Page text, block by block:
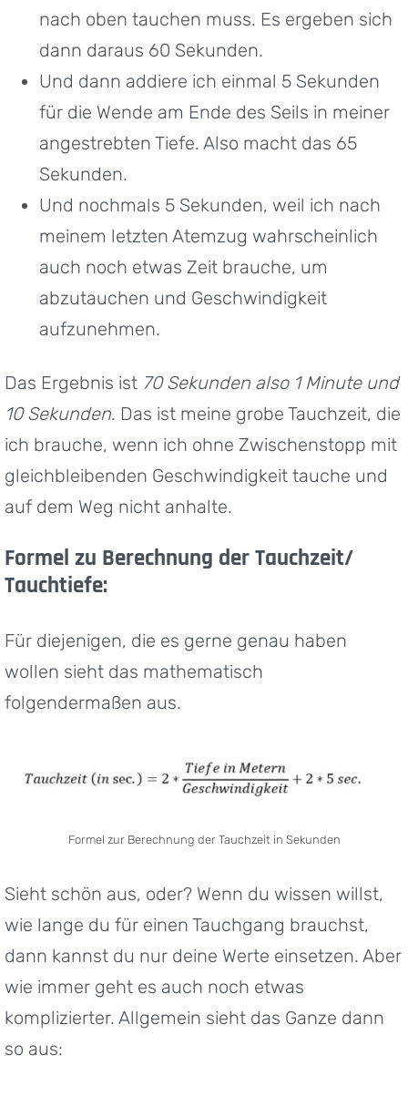
nach oben tauchen muss. Es ergeben sich
dann daraus 60 Sekunden.
Und dann addiere ich einmal 5 Sekunden
für die Wende am Ende des Seils in meiner
angestrebten Tiefe. Also macht das 65
Sekunden.
Und nochmals 5 Sekunden, weil ich nach
meinem letzten Atemzug wahrscheinlich
auch noch etwas Zeit brauche, um
abzutauchen und Geschwindigkeit
aufzunehmen.
Das Ergebnis ist 70 Sekunden also 1 Minute und
10 Sekunden. Das ist meine grobe Tauchzeit, die
ich brauche, wenn ich ohne Zwischenstopp mit
gleichbleibenden Geschwindigkeit tauche und
auf dem Weg nicht anhalte.
Formel zu Berechnung der Tauchzeit/
Tauchtiefe:
Für diejenigen, die es gerne genau haben
wollen sieht das mathematisch
folgendermaßen aus.
Formel zur Berechnung der Tauchzeit in Sekunden
Sieht schön aus, oder? Wenn du wissen willst,
wie lange du für einen Tauchgang brauchst,
dann kannst du nur deine Werte einsetzen. Aber
wie immer geht es auch noch etwas
komplizierter. Allgemein sieht das Ganze dann
so aus: